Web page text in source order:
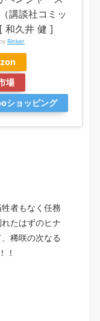
（講談社コミッ
和久井 健 ]
Rinker
場
ショッピング
者もなく任務
たはずのヒナ
稀咲の次なる
！